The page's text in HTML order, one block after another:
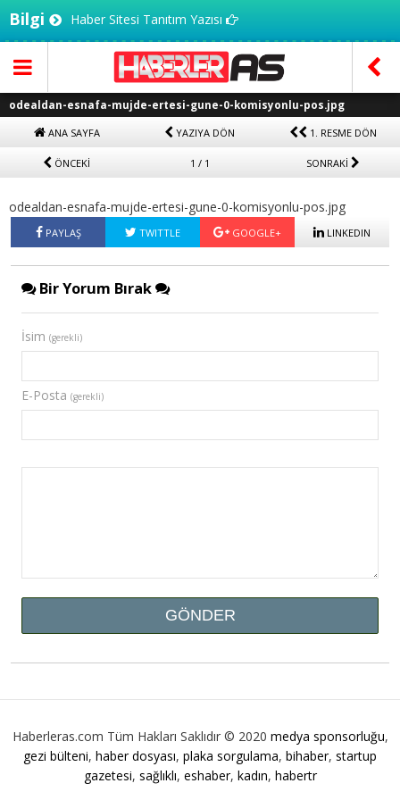
Bilgi Haber Sitesi Tanıtım Yazısı
odealdan-esnafa-mujde-ertesi-gune-0-komisyonlu-pos.jpg
ANA SAYFA YAZIYA DÖN 1. RESME DÖN
ÖNCEKİ 1 / 1 SONRAKİ
odealdan-esnafa-mujde-ertesi-gune-0-komisyonlu-pos.jpg
PAYLAŞ TWITTLE GOOGLE+ LINKEDIN
Bir Yorum Bırak
İsim (gerekli)
E-Posta (gerekli)
Haberleras.com Tüm Hakları Saklıdır © 2020 medya sponsorluğu,
gezi bülteni, haber dosyası, plaka sorgulama, bihaber, startup
gazetesi, sağlıklı, eshaber, kadın, habertr